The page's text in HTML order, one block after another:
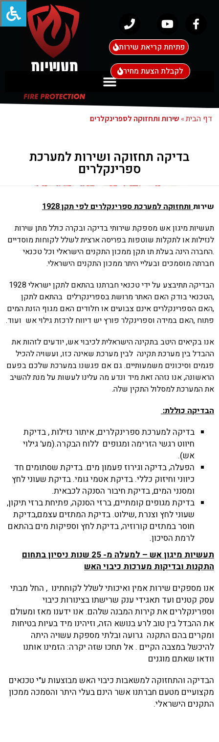
פתיחת קריאת שירות
לקבלת הצעת מחיר
דף הבית» שירות ותחזוקה לספרינקלרים
בדיקה תחזוקה ושירות למערכת
ספרינקלרים
שירות ותחזוקה למערכת ספרינקלרים לפי תקן 1928
תעשיות מיגון אש מספקת שירותי בדיקה ובקרה כולל מתן שירות
לנזילות או לתקלות שוטפות בפריסה ארצית לשלל לקוחות מוסדיים
.החברה הינה בעלת תו תקן ממכון התקנים הישראלי וכל טכנאי
חברתה מוסמכים ובעליי היתר ממכון התקנים הישראלי.
הבדיקה תתיבצע על ידי טכנאי חברתנו בהתאם לתקן ישראלי 1928
,הטכנאי בודק האם האתר מרושת בספרינקרלים בהתאם לתקן
,האם הספרינקלרים אינם צבועים או חלודים האם מגוף הזנת המים
פתוח ,האם במידה וספרינקלר פורץ יש דיווח לרכזת גילוי אש ועוד.
אנו בקיאים היטב בתקינה הישראלית לכיבוי אש, יודעים לזהות את
ההבדל בין מערכת תקינה לבין מערכת שאינה כזו, ועשויה להכיל
פגמים וסיכונים משמעותיים. גם אם פגשנו במערכת שלכם בפעם
הראשונה, אנו נזהה זאת מיד ונדע מה עלינו לעשות על מנת להשיב
את המערכת למסלול התקין שלה.
הבדיקה כוללת:
בדיקה למערכת ספרינקלרים, איתור נזילות , בדיקת
חיווט רגשי הזרימה ומגופים ללוח הבקרה.(מע' גילוי
אש).
הפעלה, בדיקה וגירוז פעמון מים. בדיקת שסתומים חד
כיווני וחיזוק כללי. בדיקת אטמי גומי. בדיקת שעוני לחץ
ומסנני המים, בדיקת חיבור הסנקה לכבאית.
בדיקת מגופים קומתיים, ברזי הסנקה, פתיחת ברזי תיקון,
שעוני לחץ וצנרת ,שילוט. בדיקת המתזים עצמם,בדיקת
חוסר במתזים קורוזיה, בדיקת לחץ וספיקות מים בהתאם
לרמת הסיכון.
תעשיות מיגון אש – למעלה מ- 25 שנות ניסיון בתחום
התקנות ובדיקות מערכות כיבוי האש
אנו מספקים שירות אמין ואיכותי לשלל לקוחתינו , החל מבתי
עסק קטנים ועד תאגידי ענק שרישתו בצינורות כיבוי
וספרינקלרים את קירות המבנה שלהם. אנו ידענו מאז ומעולם
את ההבדל בין טוב לרע בנושא הזה, וזיהינו מיד בעיות בטיחות
ומקרים בהם התקנה גרועה ובלתי מספקת עשויה היתה
להיכשל במצבה הקיים . אל תחכו שזה יקרה: הזמינו אותנו
וודאו שאתם מוגנים
הבדיקה והתחזוקה למשאבות כיבוי האש מבוצעות ע"י טכנאים
מקצועיים מטעם חברתנו אשר הינם בעלי היתר והסמכה ממכון
התקנים הישראלי.